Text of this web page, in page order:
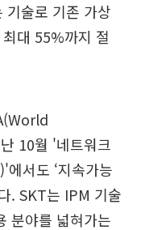
기술로 기존 가상
대 55%까지 절
10월 '네트워크
서도 ‘지속가능
. SKT는 IPM 기술
분야를 넓혀가는